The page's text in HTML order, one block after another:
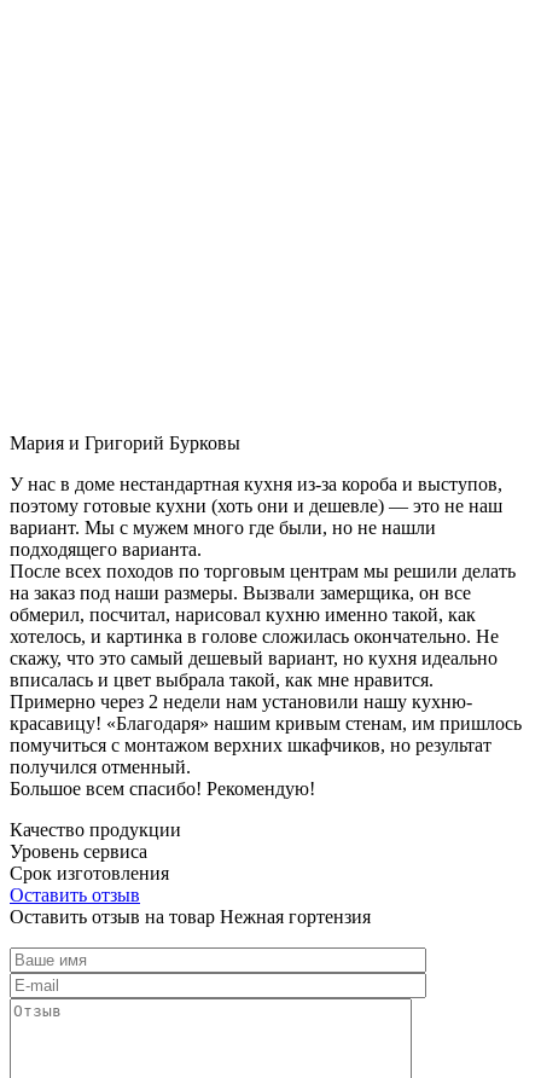
Мария и Григорий Бурковы
У нас в доме нестандартная кухня из-за короба и выступов,
поэтому готовые кухни (хоть они и дешевле) — это не наш
вариант. Мы с мужем много где были, но не нашли
подходящего варианта.
После всех походов по торговым центрам мы решили делать
на заказ под наши размеры. Вызвали замерщика, он все
обмерил, посчитал, нарисовал кухню именно такой, как
хотелось, и картинка в голове сложилась окончательно. Не
скажу, что это самый дешевый вариант, но кухня идеально
вписалась и цвет выбрала такой, как мне нравится.
Примерно через 2 недели нам установили нашу кухню-
красавицу! «Благодаря» нашим кривым стенам, им пришлось
помучиться с монтажом верхних шкафчиков, но результат
получился отменный.
Большое всем спасибо! Рекомендую!
Качество продукции
Уровень сервиса
Срок изготовления
Оставить отзыв
Оставить отзыв на товар Нежная гортензия